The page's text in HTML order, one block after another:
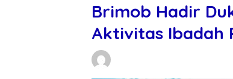
Brimob Hadir
Aktivitas Ibadah